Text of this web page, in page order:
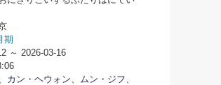
期
～ 2026-03-16
カン・ヘウォン、 ムン・ジフ、